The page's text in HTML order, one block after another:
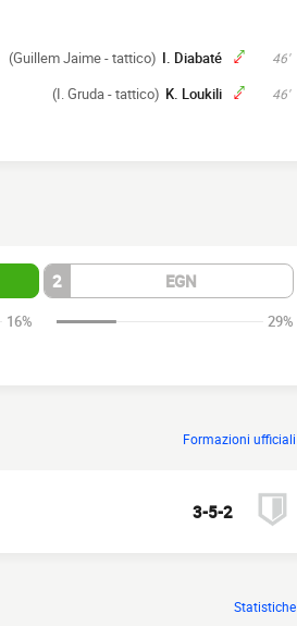
46'
I. Diabaté
(Guillem Jaime - tattico)
46'
K. Loukili
(I. Gruda - tattico)
2 EGN
16% 29%
Formazioni ufficiali
3-5-2
Statistiche